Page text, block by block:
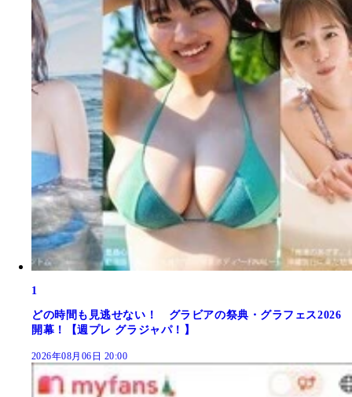
1
どの時間も見逃せない！ グラビアの祭典・グラフェス2026
開幕！【週プレ グラジャパ！】
2026年08月06日 20:00